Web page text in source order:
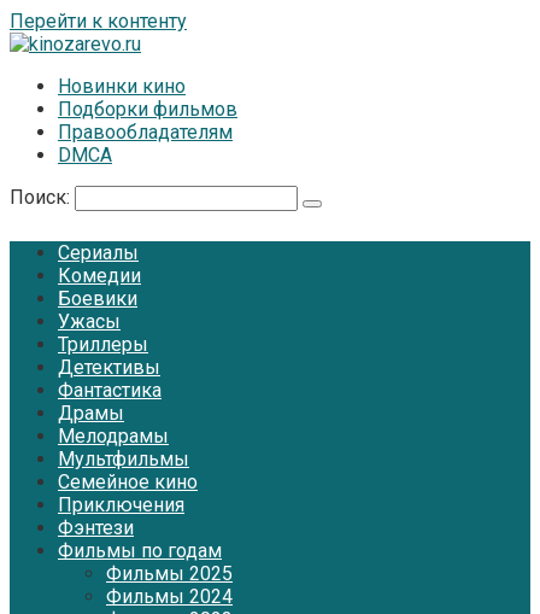
Перейти к контенту
Новинки кино
Подборки фильмов
Правообладателям
DMCA
Поиск:
Сериалы
Комедии
Боевики
Ужасы
Триллеры
Детективы
Фантастика
Драмы
Мелодрамы
Мультфильмы
Семейное кино
Приключения
Фэнтези
Фильмы по годам
Фильмы 2025
Фильмы 2024